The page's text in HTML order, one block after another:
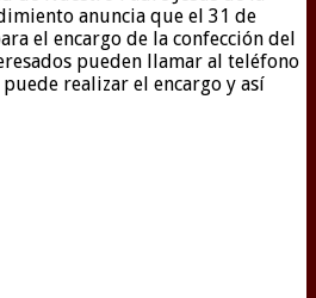
anuncia que el 31 de
el encargo de la confección del
pueden llamar al teléfono
realizar el encargo y así